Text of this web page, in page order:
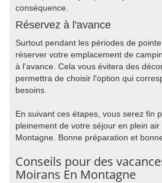
conséquence.
Réservez à l'avance
Surtout pendant les périodes de
réserver votre emplacement de
à l'avance. Cela vous évitera des
permettra de choisir l'option qui
besoins.
En suivant ces étapes, vous serez fin
pleinement de votre séjour en plein air
Montagne. Bonne préparation et
Conseils pour des
Moirans En Montagne